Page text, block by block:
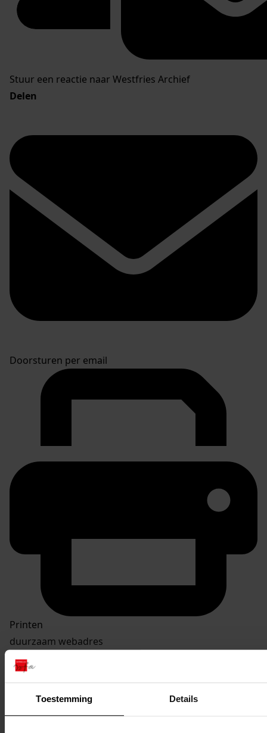
Toestemming Details
Stuur een reactie naar Westfries Archief
Delen
Doorsturen per email
Printen
duurzaam webadres